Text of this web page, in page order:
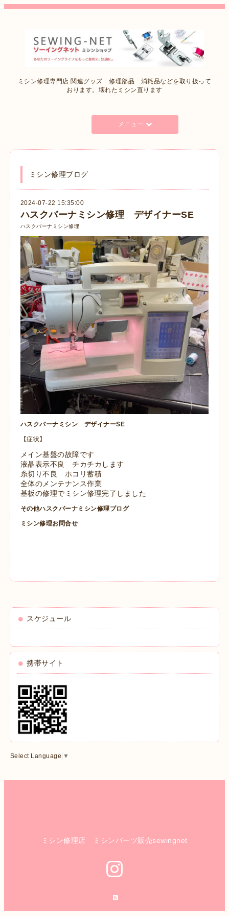
ミシン修理専門店 関連グッズ 修理部品 消耗品などを取り扱って
おります。壊れたミシン直ります
メニュー
ミシン修理ブログ
2024-07-22 15:35:00
ハスクバーナミシン修理 デザイナーSE
ハスクバーナミシン修理
ハスクバーナミシン デザイナーSE
【症状】
メイン基盤の故障です
液晶表示不良 チカチカします
糸切り不良 ホコリ蓄積
全体のメンテナンス作業
基板の修理でミシン修理完了しました
その他ハスクバーナミシン修理ブログ
ミシン修理お問合せ
スケジュール
携帯サイト
Select Language ▼
ミシン修理店 ミシンパーツ販売sewingnet